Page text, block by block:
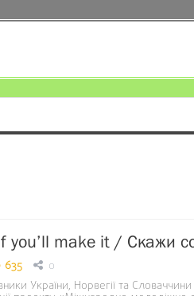
you’ll make it / Скажи
635 0
України, Норвегії та